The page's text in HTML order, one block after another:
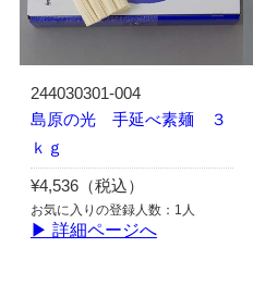
244030301-004
島原の光 手延べ素麺 ３
ｋｇ
¥4,536（税込）
お気に入りの登録人数：1人
▶ 詳細ページへ